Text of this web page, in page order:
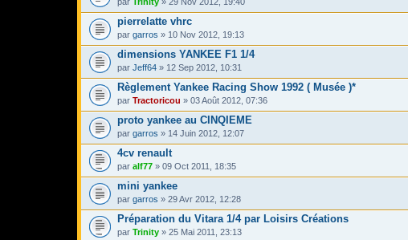
pierrelatte vhrc
par garros » 10 Nov 2012, 19:13
dimensions YANKEE F1 1/4
par Jeff64 » 12 Sep 2012, 10:31
Règlement Yankee Racing Show 1992 ( Musée )*
par Tractoricou » 03 Août 2012, 07:36
proto yankee au CINQIEME
par garros » 14 Juin 2012, 12:07
4cv renault
par alf77 » 09 Oct 2011, 18:35
mini yankee
par garros » 29 Avr 2012, 12:28
Préparation du Vitara 1/4 par Loisirs Créations
par Trinity » 25 Mai 2011, 23:13